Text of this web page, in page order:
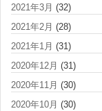
2021年3月 (32)
2021年2月 (28)
2021年1月 (31)
2020年12月 (31)
2020年11月 (30)
2020年10月 (30)